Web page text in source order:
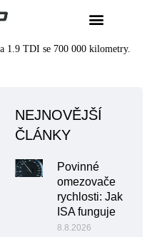
1.9 TDI se 700 000 kilometry.
NEJNOVĚJŠÍ
ČLÁNKY
Povinné
omezovače
rychlosti: Jak
ISA funguje
8.8.2026